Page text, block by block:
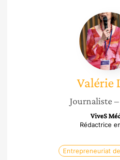
Valérie
Journaliste
ViveS
Rédactrice
Entrepreneuriat